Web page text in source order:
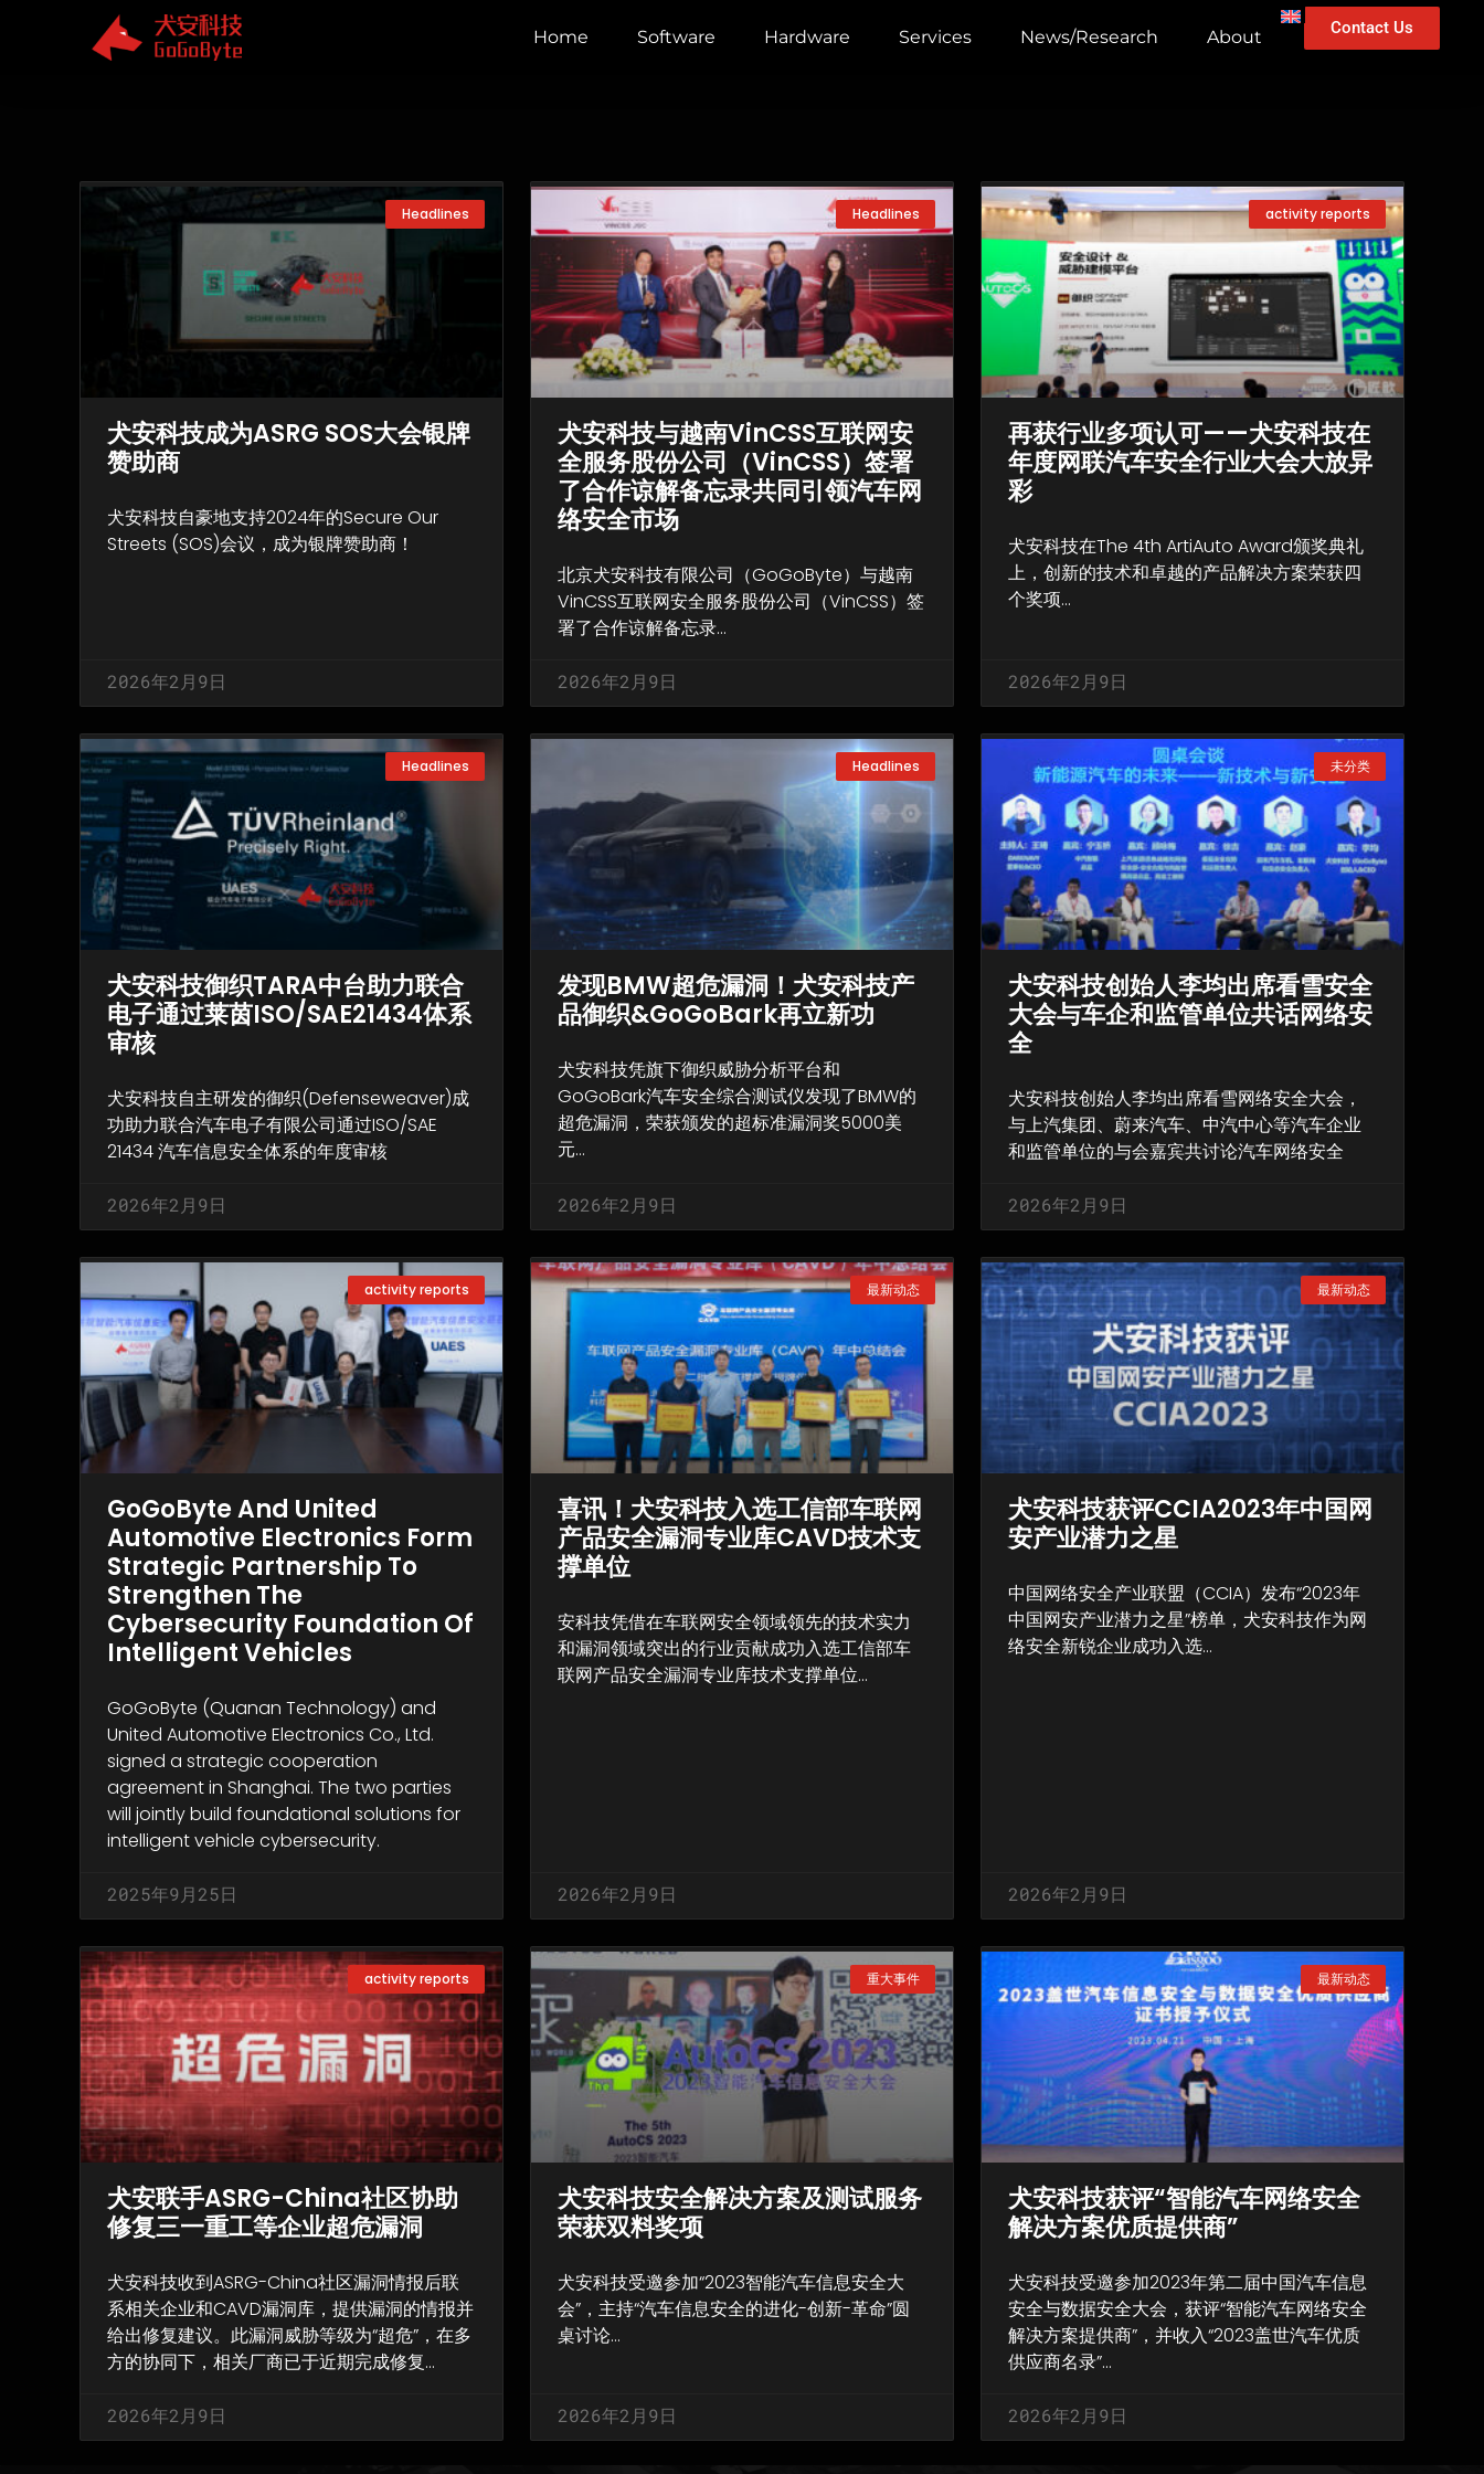
Contact Us
Home Software Hardware Services News/Research About
Headlines
犬安科技成为ASRG SOS大会银牌
赞助商
犬安科技自豪地支持2024年的Secure Our
Streets (SOS)会议，成为银牌赞助商！
2026年2月9日
Headlines
犬安科技与越南VinCSS互联网安
全服务股份公司（VinCSS）签署
了合作谅解备忘录共同引领汽车网
络安全市场
北京犬安科技有限公司（GoGoByte）与越南
VinCSS互联网安全服务股份公司（VinCSS）签
署了合作谅解备忘录…
2026年2月9日
activity reports
再获行业多项认可——犬安科技在
年度网联汽车安全行业大会大放异
彩
犬安科技在The 4th ArtiAuto Award颁奖典礼
上，创新的技术和卓越的产品解决方案荣获四
个奖项…
2026年2月9日
Headlines
犬安科技御织TARA中台助力联合
电子通过莱茵ISO/SAE21434体系
审核
犬安科技自主研发的御织(Defenseweaver)成
功助力联合汽车电子有限公司通过ISO/SAE
21434 汽车信息安全体系的年度审核
2026年2月9日
Headlines
发现BMW超危漏洞！犬安科技产
品御织&GoGoBark再立新功
犬安科技凭旗下御织威胁分析平台和
GoGoBark汽车安全综合测试仪发现了BMW的
超危漏洞，荣获颁发的超标准漏洞奖5000美
元…
2026年2月9日
未分类
犬安科技创始人李均出席看雪安全
大会与车企和监管单位共话网络安
全
犬安科技创始人李均出席看雪网络安全大会，
与上汽集团、蔚来汽车、中汽中心等汽车企业
和监管单位的与会嘉宾共讨论汽车网络安全
2026年2月9日
activity reports
GoGoByte And United
Automotive Electronics Form
Strategic Partnership To
Strengthen The
Cybersecurity Foundation Of
Intelligent Vehicles
GoGoByte (Quanan Technology) and
United Automotive Electronics Co., Ltd.
signed a strategic cooperation
agreement in Shanghai. The two parties
will jointly build foundational solutions for
intelligent vehicle cybersecurity.
2025年9月25日
最新动态
喜讯！犬安科技入选工信部车联网
产品安全漏洞专业库CAVD技术支
撑单位
安科技凭借在车联网安全领域领先的技术实力
和漏洞领域突出的行业贡献成功入选工信部车
联网产品安全漏洞专业库技术支撑单位…
2026年2月9日
最新动态
犬安科技获评CCIA2023年中国网
安产业潜力之星
中国网络安全产业联盟（CCIA）发布“2023年
中国网安产业潜力之星”榜单，犬安科技作为网
络安全新锐企业成功入选…
2026年2月9日
activity reports
犬安联手ASRG-China社区协助
修复三一重工等企业超危漏洞
犬安科技收到ASRG-China社区漏洞情报后联
系相关企业和CAVD漏洞库，提供漏洞的情报并
给出修复建议。此漏洞威胁等级为“超危”，在多
方的协同下，相关厂商已于近期完成修复…
2026年2月9日
重大事件
犬安科技安全解决方案及测试服务
荣获双料奖项
犬安科技受邀参加“2023智能汽车信息安全大
会”，主持“汽车信息安全的进化-创新-革命”圆
桌讨论…
2026年2月9日
最新动态
犬安科技获评“智能汽车网络安全
解决方案优质提供商”
犬安科技受邀参加2023年第二届中国汽车信息
安全与数据安全大会，获评“智能汽车网络安全
解决方案提供商”，并收入“2023盖世汽车优质
供应商名录”…
2026年2月9日
PagePagePage